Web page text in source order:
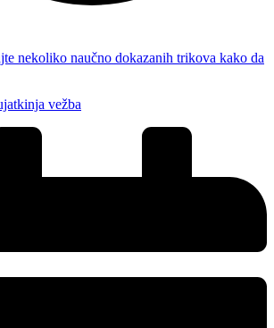
nekoliko naučno dokazanih trikova kako da